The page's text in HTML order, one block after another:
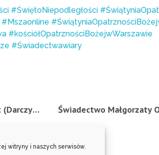
witryny i naszych serwisów.
#ŚwiętoNiepodległości
#Mszaonline
#kościółOpatrznościBożejwWarszawie
#Świadectwawiary
Świadectwo Marii Borońskiej z Katowic (Darczyńca) – 11.11.2023 r.